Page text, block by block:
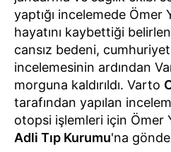
yaptığı incelemede Ömer
hayatını kaybettiği
cansız bedeni, cumhuriyet
incelemesinin ardından
morguna kaldırıldı. Varto
tarafından yapılan
otopsi işlemleri için Ömer
Adli Tıp Kurumu'na